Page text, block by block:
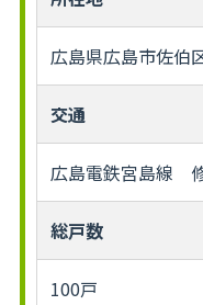
広島県広島市佐伯
交通
広島電鉄宮島線
総戸数
100戸